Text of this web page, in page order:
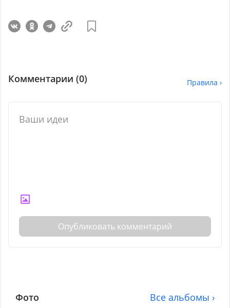
Комментарии (0) Правила ›
Опубликовать комментарий
Фото Все альбомы ›